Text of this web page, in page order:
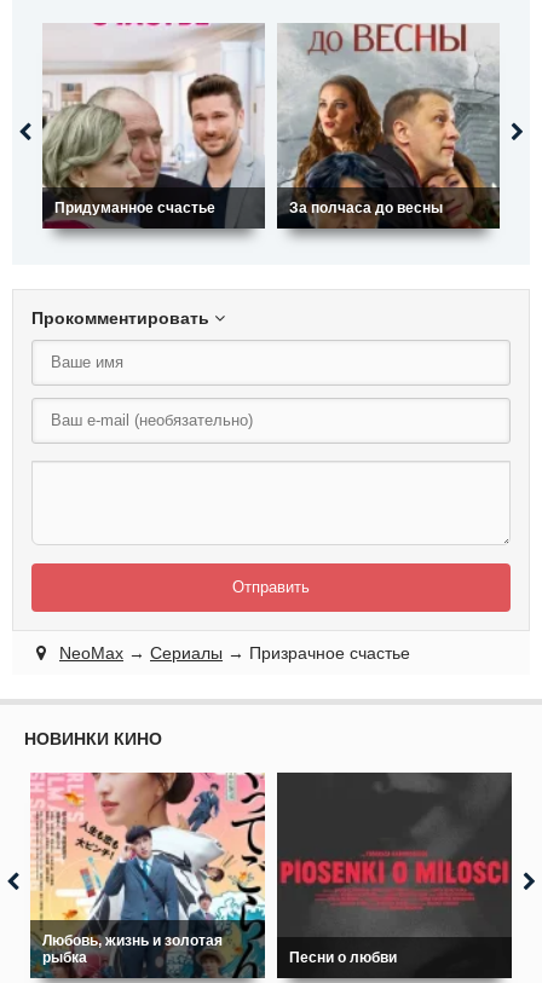
Придуманное счастье За полчаса до весны
Прокомментировать
Отправить
NeoMax → Сериалы → Призрачное счастье
НОВИНКИ КИНО
Любовь, жизнь и золотая
рыбка
Песни о любви